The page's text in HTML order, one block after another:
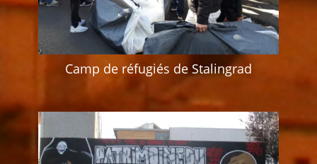
Camp de réfugiés de Stalingrad